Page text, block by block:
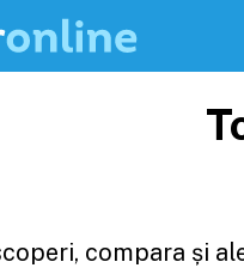
compara și